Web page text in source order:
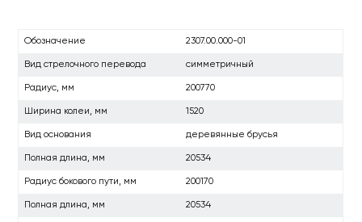
Обозначение 2307.00.000-01
Вид стрелочного перевода симметричный
Радиус, мм 200770
Ширина колеи, мм 1520
Вид основания деревянные брусья
Полная длина, мм 20534
Радиус бокового пути, мм 200170
Полная длина, мм 20534